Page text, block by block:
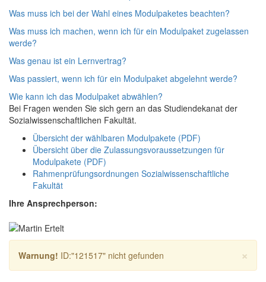
Was muss ich bei der Wahl eines Modulpaketes beachten?
Was muss ich machen, wenn ich für ein Modulpaket zugelassen
werde?
Was genau ist ein Lernvertrag?
Was passiert, wenn ich für ein Modulpaket abgelehnt werde?
Wie kann ich das Modulpaket abwählen?
Bei Fragen wenden Sie sich gern an das Studiendekanat der
Sozialwissenschaftlichen Fakultät.
Übersicht der wählbaren Modulpakete (PDF)
Übersicht über die Zulassungsvoraussetzungen für
Modulpakete (PDF)
Rahmenprüfungsordnungen Sozialwissenschaftliche
Fakultät
Ihre Ansprechperson:
×
Warnung! ID:"121517" nicht gefunden